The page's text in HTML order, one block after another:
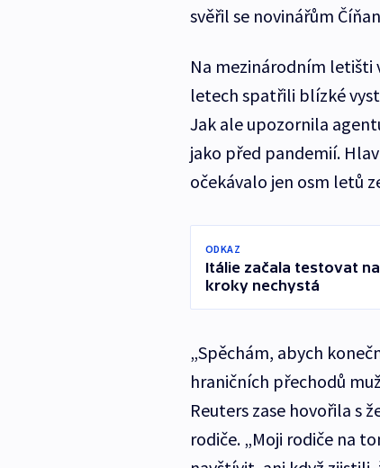
svěřil se novinářům
Na mezinárodním letišti
letech spatřili blízké
Jak ale upozornila
jako před pandemií.
očekávalo jen osm letů
ODKAZ
Itálie začala testovat
kroky nechystá
„Spěchám, abych
hraničních přechodů
Reuters zase hovořila s
rodiče. „Moji rodiče na